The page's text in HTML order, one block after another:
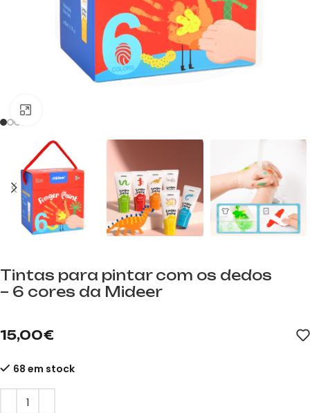
Tintas para pintar com os dedos
– 6 cores da Mideer
15,00€
68 em stock